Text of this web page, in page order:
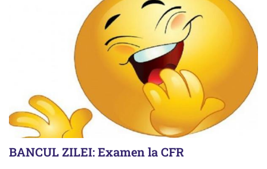
BANCUL ZILEI: Examen la CFR